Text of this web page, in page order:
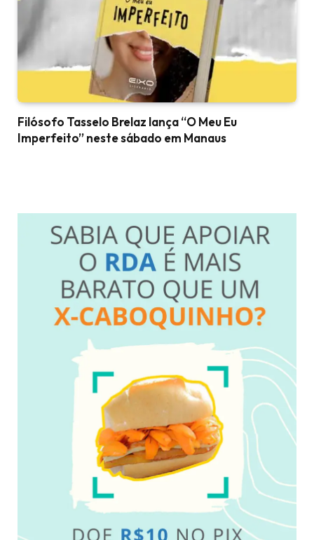
Filósofo Tasselo Brelaz lança “O Meu Eu
Imperfeito” neste sábado em Manaus